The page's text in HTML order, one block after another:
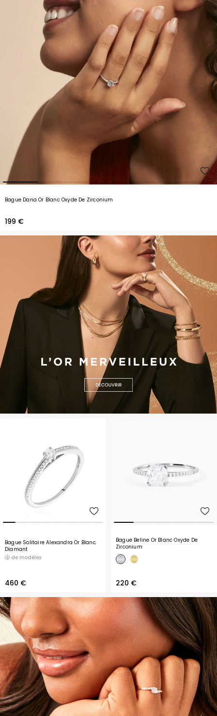
Bague Dana Or Blanc Oxyde De Zirconium
199 €
Bague Solitaire Alexandra Or Blanc
Diamant
de modèles
460 €
Bague Beline Or Blanc Oxyde De
Zirconium
220 €